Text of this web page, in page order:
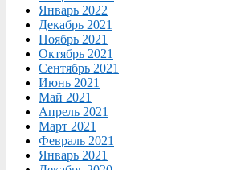
Январь 2022
Декабрь 2021
Ноябрь 2021
Октябрь 2021
Сентябрь 2021
Июнь 2021
Май 2021
Апрель 2021
Март 2021
Февраль 2021
Январь 2021